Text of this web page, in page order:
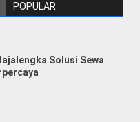
Mobil Luxio
POPULAR
Solusi Sewa